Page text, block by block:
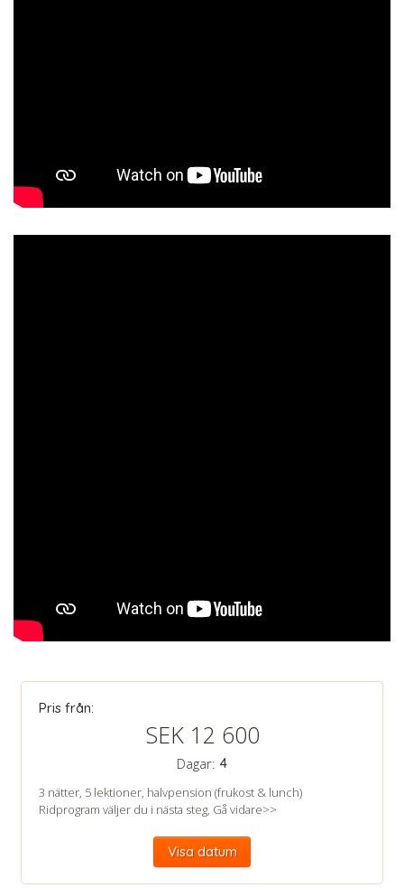
Pris från:
SEK 12 600
Dagar: 4
3 nätter, 5 lektioner, halvpension (frukost & lunch)
Ridprogram väljer du i nästa steg, Gå vidare>>
Visa datum